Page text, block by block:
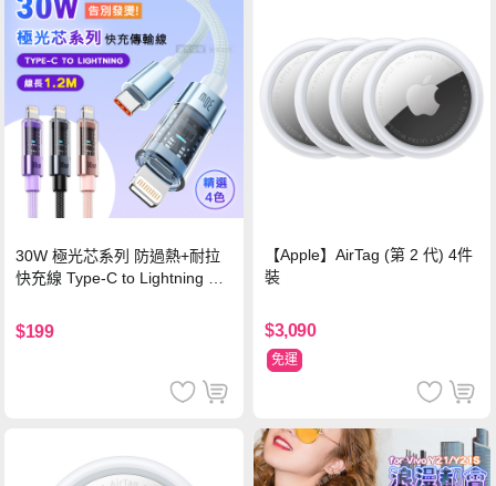
30W 極光芯系列 防過熱+耐拉
快充線 Type-C to Lightning 傳
$199
【Apple】AirTag (第 2 代) 4件
裝
$3,090
免運